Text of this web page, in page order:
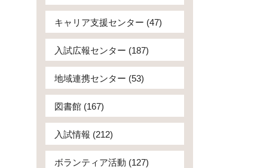
キャリア支援センター (47)
入試広報センター (187)
地域連携センター (53)
図書館 (167)
入試情報 (212)
ボランティア活動 (127)